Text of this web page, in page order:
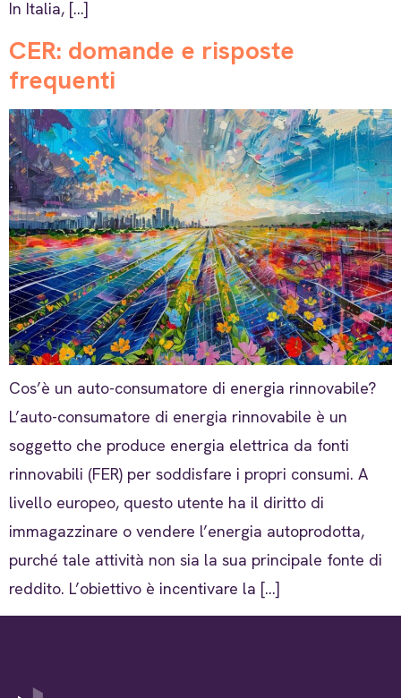
In Italia, […]
CER: domande e risposte
frequenti
Cos’è un auto-consumatore di energia rinnovabile?
L’auto-consumatore di energia rinnovabile è un
soggetto che produce energia elettrica da fonti
rinnovabili (FER) per soddisfare i propri consumi. A
livello europeo, questo utente ha il diritto di
immagazzinare o vendere l’energia autoprodotta,
purché tale attività non sia la sua principale fonte di
reddito. L’obiettivo è incentivare la […]